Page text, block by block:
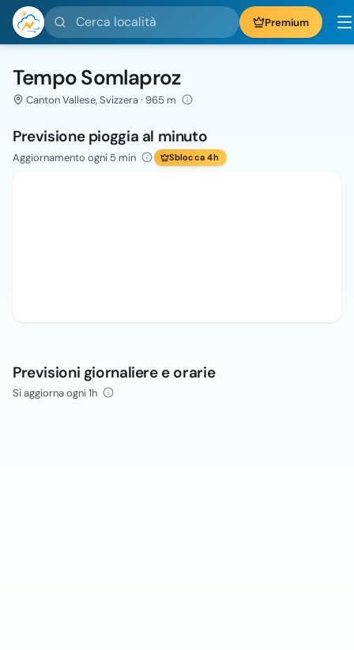
Cerca località Premium
Tempo Somlaproz
Canton Vallese, Svizzera · 965 m
Previsione pioggia al minuto
Aggiornamento ogni 5 min Sblocca 4h
Previsioni giornaliere e orarie
Si aggiorna ogni 1h